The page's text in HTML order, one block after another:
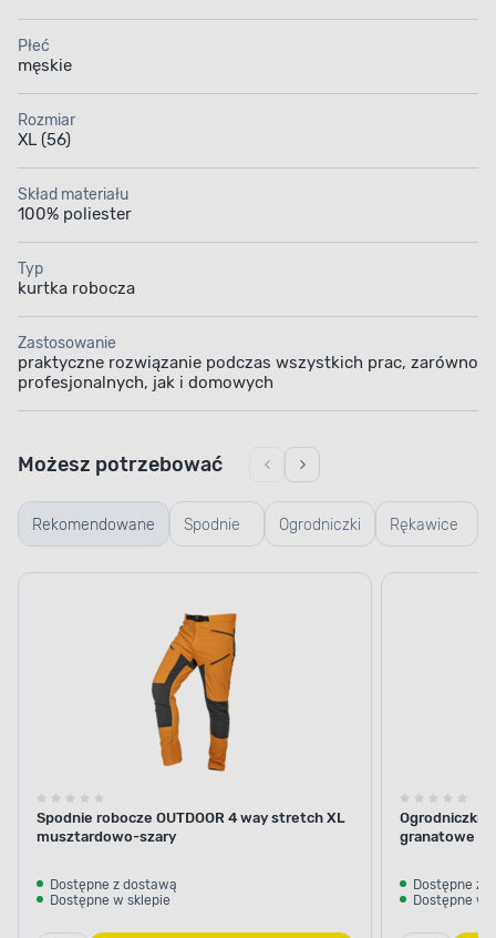
Płeć
męskie
Rozmiar
XL (56)
Skład materiału
100% poliester
Typ
kurtka robocza
Zastosowanie
praktyczne rozwiązanie podczas wszystkich prac, zarówno
profesjonalnych, jak i domowych
Rekomendowane Spodnie
robocze
Ogrodniczki Rękawice
robocze
Możesz potrzebować
Spodnie robocze OUTDOOR 4 way stretch XL
musztardowo-szary
Dostępne z dostawą
Dostępne w sklepie
Ogrodniczki
granatowe
Dostępne z
Dostępne w